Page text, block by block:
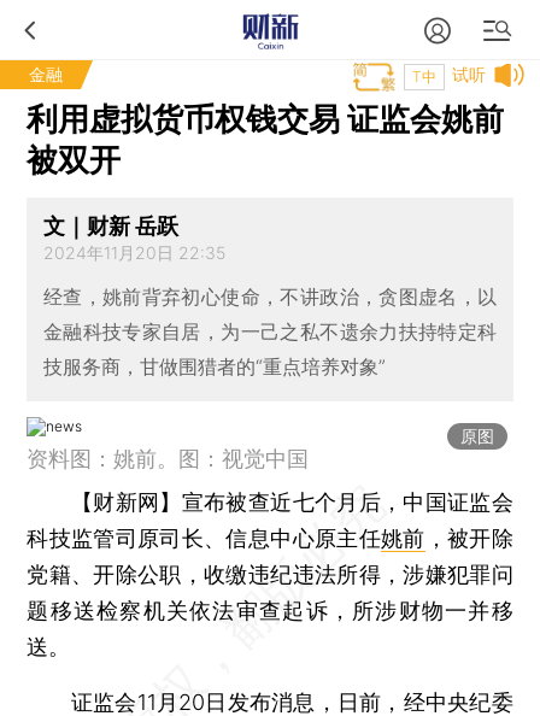
金融 试听
T中
利用虚拟货币权钱交易 证监会姚前
被双开
文｜财新 岳跃
2024年11月20日 22:35
经查，姚前背弃初心使命，不讲政治，贪图虚名，以
金融科技专家自居，为一己之私不遗余力扶持特定科
技服务商，甘做围猎者的“重点培养对象”
原图
资料图：姚前。图：视觉中国
【财新网】 宣布被查近七个月后，中国证监会
科技监管司原司长、信息中心原主任姚前 ，被开除
党籍、开除公职，收缴违纪违法所得，涉嫌犯罪问
题移送检察机关依法审查起诉，所涉财物一并移
送。
证监会11月20日发布消息，日前，经中央纪委